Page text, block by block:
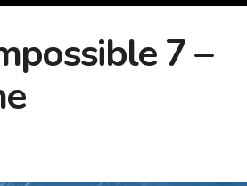
7 –